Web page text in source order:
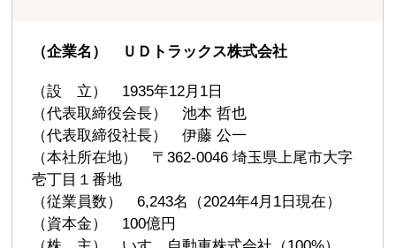
（企業名） ＵＤトラックス株式会社
（設 立） 1935年12月1日
（代表取締役会長） 池本 哲也
（代表取締役社長） 伊藤 公一
（本社所在地） 〒362-0046 埼玉県上尾市大字
壱丁目１番地
（従業員数） 6,243名（2024年4月1日現在）
（資本金） 100億円